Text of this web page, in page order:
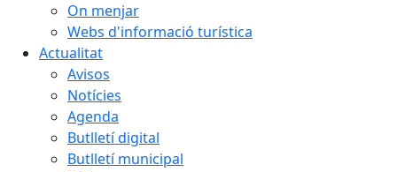
On menjar
Webs d'informació turística
Actualitat
Avisos
Notícies
Agenda
Butlletí digital
Butlletí municipal